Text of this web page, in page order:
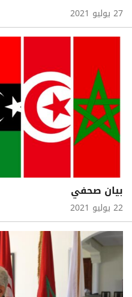
27 يوليو 2021
بيان صحفي
22 يوليو 2021